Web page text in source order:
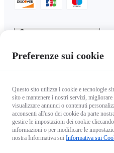
Preferenze sui cookie
Questo sito utilizza i cookie e tecnologie
sito e mantenere i nostri servizi, migliorare
visualizzare annunci o contenuti
acconsenti all'uso dei cookie da parte
gestire le impostazioni dei cookie
informazioni o per modificare le
nostra Informativa sui Informativa sui